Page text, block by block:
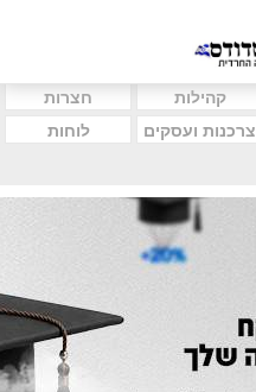
קהילות
חצרות
צרכנות ועסקים
לוחות